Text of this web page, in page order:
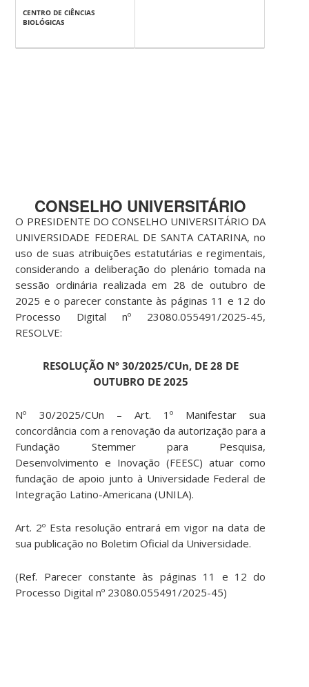
CENTRO DE CIÊNCIAS
BIOLÓGICAS
CONSELHO UNIVERSITÁRIO
O PRESIDENTE DO CONSELHO UNIVERSITÁRIO DA
UNIVERSIDADE FEDERAL DE SANTA CATARINA, no
uso de suas atribuições estatutárias e regimentais,
considerando a deliberação do plenário tomada na
sessão ordinária realizada em 28 de outubro de
2025 e o parecer constante às páginas 11 e 12 do
Processo Digital nº 23080.055491/2025-45,
RESOLVE:
RESOLUÇÃO Nº 30/2025/CUn, DE 28 DE
OUTUBRO DE 2025
Nº 30/2025/CUn – Art. 1º Manifestar sua
concordância com a renovação da autorização para a
Fundação Stemmer para Pesquisa,
Desenvolvimento e Inovação (FEESC) atuar como
fundação de apoio junto à Universidade Federal de
Integração Latino-Americana (UNILA).
Art. 2º Esta resolução entrará em vigor na data de
sua publicação no Boletim Oficial da Universidade.
(Ref. Parecer constante às páginas 11 e 12 do
Processo Digital nº 23080.055491/2025-45)